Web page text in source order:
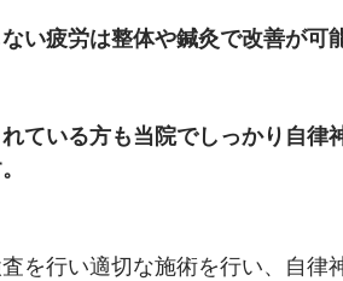
い疲労は整体や鍼灸で改善が可
ている方も当院でしっかり自律
を行い適切な施術を行い、自律